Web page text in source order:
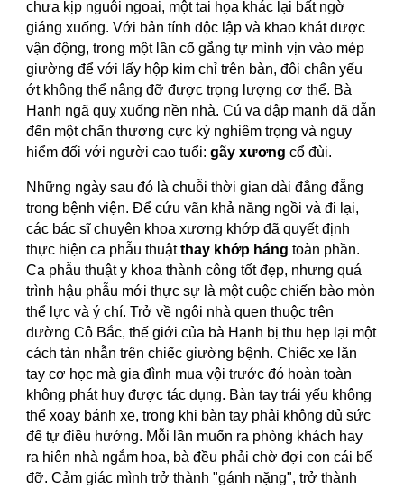
chưa kịp nguôi ngoai, một tai họa khác lại bất ngờ
giáng xuống. Với bản tính độc lập và khao khát được
vận động, trong một lần cố gắng tự mình vịn vào mép
giường để với lấy hộp kim chỉ trên bàn, đôi chân yếu
ớt không thể nâng đỡ được trọng lượng cơ thể. Bà
Hạnh ngã quỵ xuống nền nhà. Cú va đập mạnh đã dẫn
đến một chấn thương cực kỳ nghiêm trọng và nguy
hiểm đối với người cao tuổi:gãy xương cổ đùi.
Những ngày sau đó là chuỗi thời gian dài đằng đẵng
trong bệnh viện. Để cứu vãn khả năng ngồi và đi lại,
các bác sĩ chuyên khoa xương khớp đã quyết định
thực hiện ca phẫu thuậtthay khớp háng toàn phần.
Ca phẫu thuật y khoa thành công tốt đẹp, nhưng quá
trình hậu phẫu mới thực sự là một cuộc chiến bào mòn
thể lực và ý chí. Trở về ngôi nhà quen thuộc trên
đường Cô Bắc, thế giới của bà Hạnh bị thu hẹp lại một
cách tàn nhẫn trên chiếc giường bệnh. Chiếc xe lăn
tay cơ học mà gia đình mua vội trước đó hoàn toàn
không phát huy được tác dụng. Bàn tay trái yếu không
thể xoay bánh xe, trong khi bàn tay phải không đủ sức
để tự điều hướng. Mỗi lần muốn ra phòng khách hay
ra hiên nhà ngắm hoa, bà đều phải chờ đợi con cái bế
đỡ. Cảm giác mình trở thành "gánh nặng", trở thành